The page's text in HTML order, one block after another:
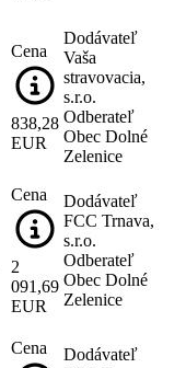
Cena
838,28
EUR
Dodávateľ
Vaša
stravovacia,
s.r.o.
Odberateľ
Obec Dolné
Zelenice
Cena
2
091,69
EUR
Dodávateľ
FCC Trnava,
s.r.o.
Odberateľ
Obec Dolné
Zelenice
Cena
Dodávateľ